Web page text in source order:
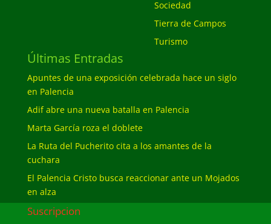
Sociedad
Tierra de Campos
Turismo
Últimas Entradas
Apuntes de una exposición celebrada hace un siglo
en Palencia
Adif abre una nueva batalla en Palencia
Marta García roza el doblete
La Ruta del Pucherito cita a los amantes de la
cuchara
El Palencia Cristo busca reaccionar ante un Mojados
en alza
Suscripcion